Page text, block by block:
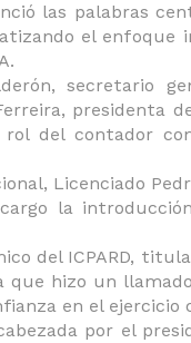
las palabras
el enfoque
secretario
presidenta
del contador
Licenciado
la
del ICPARD,
que hizo un
en el ejercicio
por el